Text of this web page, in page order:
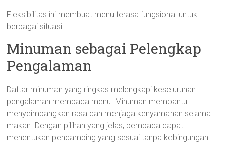
Fleksibilitas ini membuat menu terasa fungsional untuk
berbagai situasi.
Minuman sebagai Pelengkap
Pengalaman
Daftar minuman yang ringkas melengkapi keseluruhan
pengalaman membaca menu. Minuman membantu
menyeimbangkan rasa dan menjaga kenyamanan selama
makan. Dengan pilihan yang jelas, pembaca dapat
menentukan pendamping yang sesuai tanpa kebingungan.